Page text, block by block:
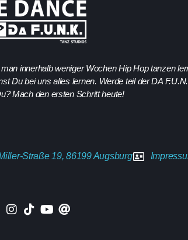
innerhalb weniger Wochen Hip Hop tanzen
Du bei uns alles lernen. Werde teil der DA
Mach den ersten Schritt heute!
Straße 19, 86199 Augsburg